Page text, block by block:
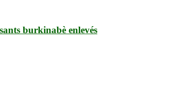
burkinabè enlevés